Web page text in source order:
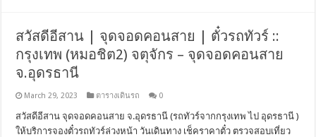
สวัสดีอีสาน | จุดจอดคอนสาย | ตั๋วรถทัวร์ ::
กรุงเทพ (หมอชิต2) จตุจักร – จุดจอดคอนสาย
จ.อุดรธานี
March 29, 2023 ตารางเดินรถ 0
สวัสดีอีสาน จุดจอดคอนสาย จ.อุดรธานี (รถทัวร์จากกรุงเทพ ไป อุดรธานี )
ให้บริการจองตั๋วรถทัวร์ล่วงหน้า วันเดินทาง เช็คราคาตั๋ว ตรวจสอบเที่ยว